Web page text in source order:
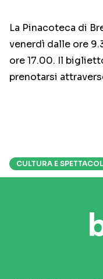
La Pinacoteca di
venerdì dalle ore
ore 17.00. Il
prenotarsi
CULTURA E